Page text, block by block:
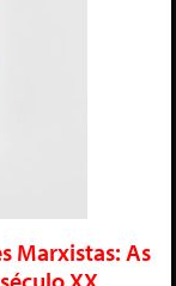
Marxistas: As
XX